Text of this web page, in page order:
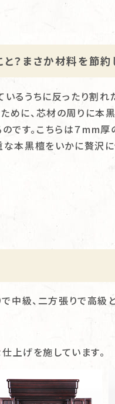
？まさか材料を節約
いるうちに反ったり割
めに、芯材の周りに本
です。こちらは７mm厚
本黒檀をいかに贅沢
中級、二方張りで高級
上げを施しています。